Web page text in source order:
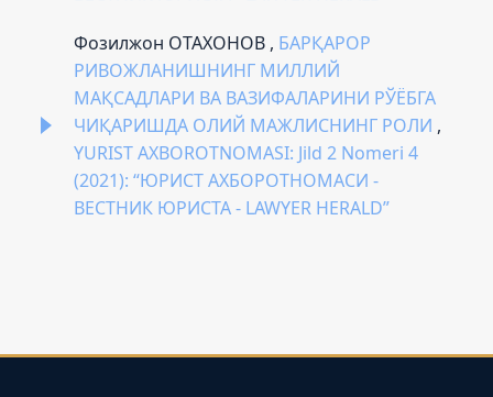
Фозилжон ОТАХОНОВ , БАРҚАРОР
РИВОЖЛАНИШНИНГ МИЛЛИЙ
МАҚСАДЛАРИ ВА ВАЗИФАЛАРИНИ РЎЁБГА
ЧИҚАРИШДА ОЛИЙ МАЖЛИСНИНГ РОЛИ ,
YURIST AXBOROTNOMASI: Jild 2 Nomeri 4
(2021): “ЮРИСТ АХБОРОТНОМАСИ -
ВЕСТНИК ЮРИСТА - LAWYER HERALD”